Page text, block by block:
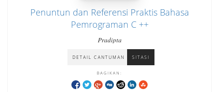
Penuntun dan Referensi Praktis Bahasa
Pemrograman C ++
Pradipta
DETAIL CANTUMAN SITASI
BAGIKAN: